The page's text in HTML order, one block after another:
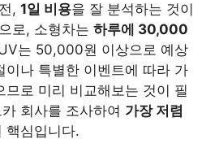
, 1일 비용을 잘 분석하는 것이
로, 소형차는 하루에 30,000
는 50,000원 이상으로 예상
이나 특별한 이벤트에 따라 가
므로 미리 비교해보는 것이 필
회사를 조사하여 가장 저렴
심입니다.